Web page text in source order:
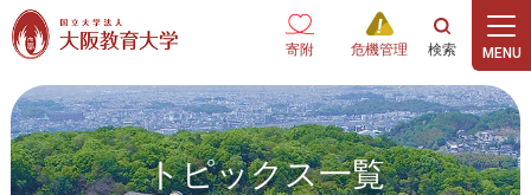
本文へ
寄附 危機管理
トピックス一覧